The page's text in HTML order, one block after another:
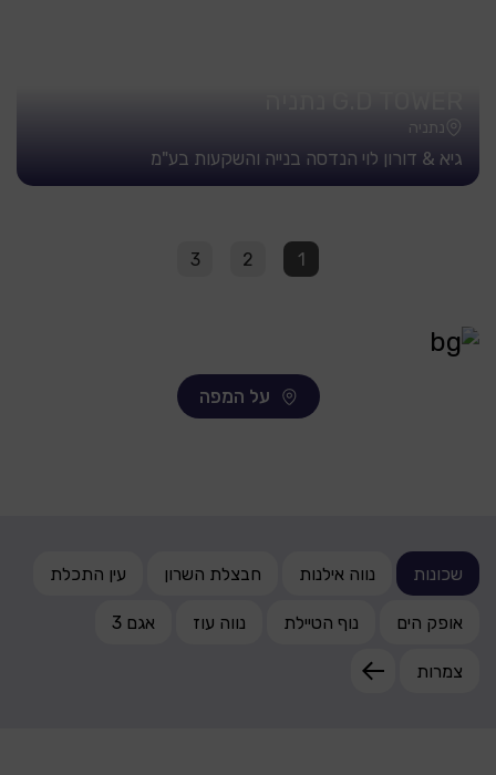
נתניה
גיא & דורון לוי הנדסה בנייה והשקעות בע"מ
1
2
3
על המפה
שכונות נווה אילנות חבצלת השרון עין התכלת
אופק הים נוף הטיילת נווה עוז אגם 3
צמרות